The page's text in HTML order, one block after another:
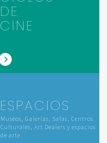
DE
CINE
ESPACIOS
Museos, Galerías, Salas, Centros
Culturales, Art Dealers y espacios
de arte